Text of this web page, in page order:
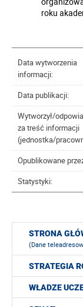
roku
Data wytworzenia
informacji:
Data publikacji:
Wytworzył/
za treść informacji
(jednostka/
Opublikowane
Statystyki:
STRONA
(Dane
STRATEGIA
WŁADZE